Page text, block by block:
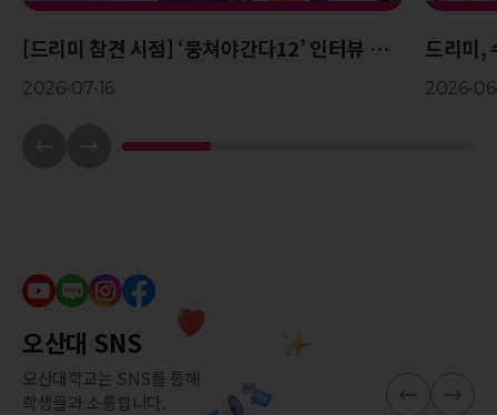
[드리미 참견 시점] ‘뭉쳐야간다12’ 인터뷰 심
사 현장 대공개!
2026-07-16
드리미,
2026-
오산대 SNS
오산대학교는 SNS를 통해
학생들과 소통합니다.